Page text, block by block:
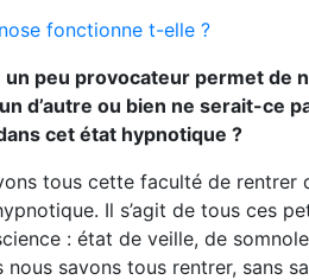
peu provocateur permet de
d’autre ou bien ne serait-ce
cet état hypnotique ?
tous cette faculté de rentrer
Il s’agit de tous ces
: état de veille, de
nous savons tous rentrer, sans